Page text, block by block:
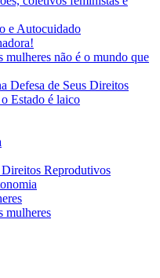
e Autocuidado
mulheres não é o mundo que
Defesa de Seus Direitos
Estado é laico
Reprodutivos
mulheres